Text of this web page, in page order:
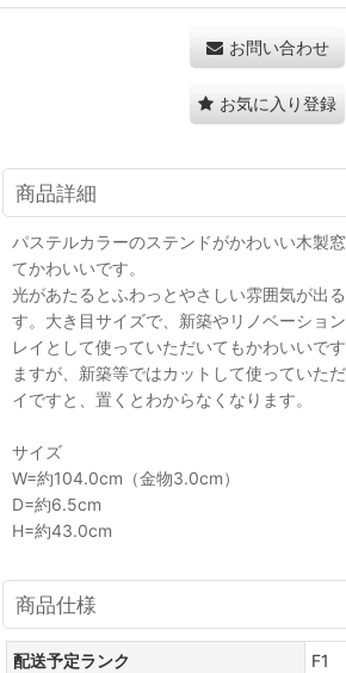
お問い合わせ
お気に入り登録
商品詳細
パステルカラーのステンドがかわいい木製
てかわいいです。
光があたるとふわっとやさしい雰囲気が出
す。大き目サイズで、新築やリノベーショ
レイとして使っていただいてもかわいいで
ますが、新築等ではカットして使っていた
イですと、置くとわからなくなります。
サイズ
W=約104.0cm（金物3.0cm）
D=約6.5cm
H=約43.0cm
商品仕様
配送予定ランク
F1